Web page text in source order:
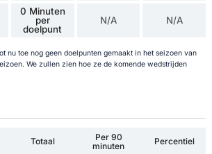
0 Minuten
per
doelpunt
N/A N/A
nu toe nog geen doelpunten gemaakt in het seizoen van
We zullen zien hoe ze de komende wedstrijden
Totaal
Per 90
minuten
Percentiel